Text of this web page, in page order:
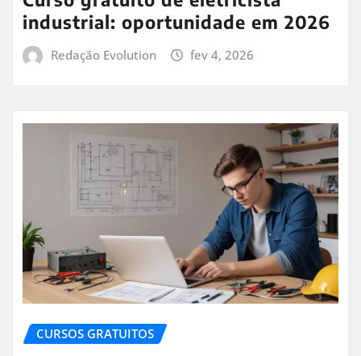
industrial: oportunidade em 2026
Redação Evolution fev 4, 2026
CURSOS GRATUITOS